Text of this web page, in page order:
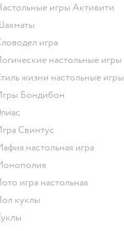
Настольные игры Активити
Шахматы
Словодел игра
Логические настольные игры
Стиль жизни настольные игры
Игры Бондибон
Элиас
Игра Свинтус
Мафия настольная игра
Монополия
Лото игра настольная
Лол куклы
Куклы